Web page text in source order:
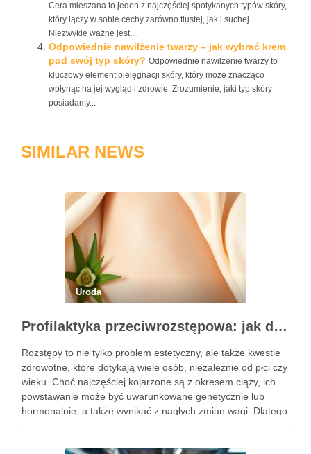
Cera mieszana to jeden z najczęściej spotykanych typów skóry,
który łączy w sobie cechy zarówno tłustej, jak i suchej.
Niezwykle ważne jest,...
Odpowiednie nawilżenie twarzy – jak wybrać krem
pod swój typ skóry? Odpowiednie nawilżenie twarzy to
kluczowy element pielęgnacji skóry, który może znacząco
wpłynąć na jej wygląd i zdrowie. Zrozumienie, jaki typ skóry
posiadamy...
SIMILAR NEWS
Uroda
Profilaktyka przeciwrozstępowa: jak dbać o skórę skutecznie?
Rozstępy to nie tylko problem estetyczny, ale także kwestie
zdrowotne, które dotykają wiele osób, niezależnie od płci czy
wieku. Choć najczęściej kojarzone są z okresem ciąży, ich
powstawanie może być uwarunkowane genetycznie lub
hormonalnie, a także wynikać z nagłych zmian wagi. Dlatego
kluczowe jest, aby już od najmłodszych lat zadbać …